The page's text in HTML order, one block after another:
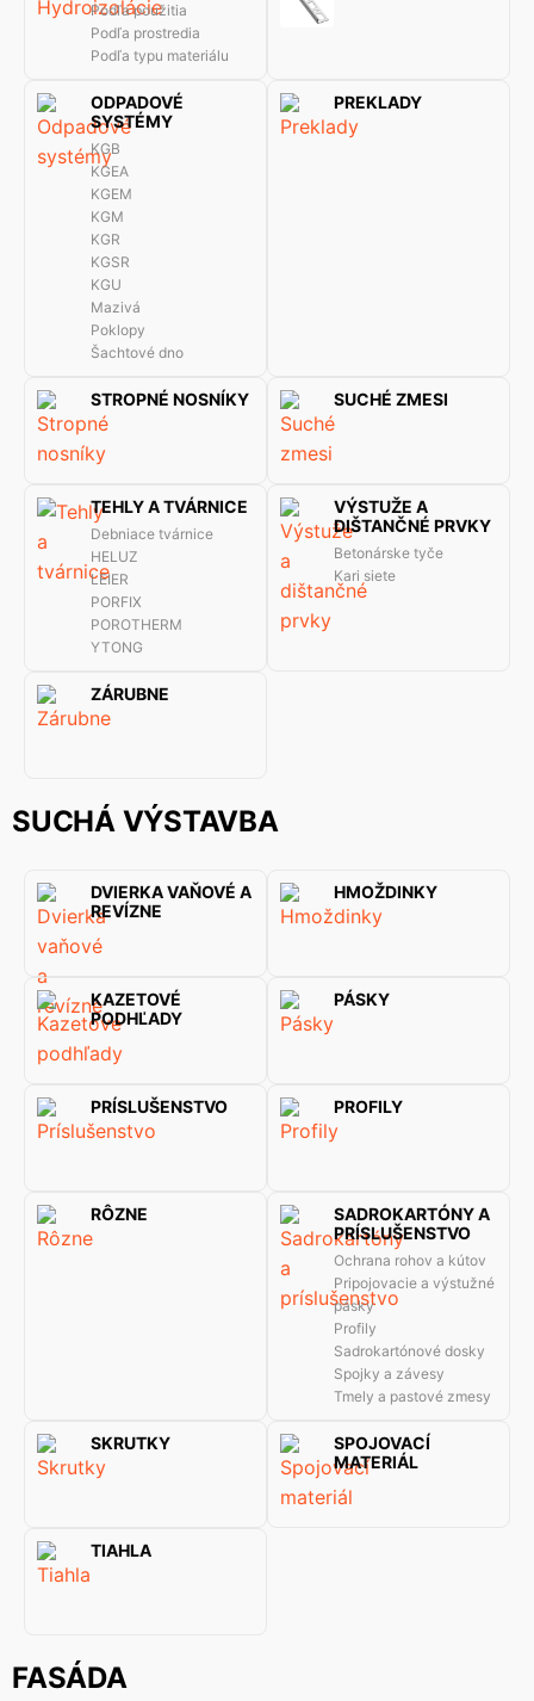
Podľa použitia
Podľa prostredia
Podľa typu materiálu
ODPADOVÉ
SYSTÉMY
KGB
KGEA
KGEM
KGM
KGR
KGSR
KGU
Mazivá
Poklopy
Šachtové dno
PREKLADY
STROPNÉ NOSNÍKY SUCHÉ ZMESI
TEHLY A TVÁRNICE
Debniace tvárnice
HELUZ
LEIER
PORFIX
POROTHERM
YTONG
VÝSTUŽE A
DIŠTANČNÉ PRVKY
Betonárske tyče
Kari siete
ZÁRUBNE
SUCHÁ VÝSTAVBA
DVIERKA VAŇOVÉ A
REVÍZNE
HMOŽDINKY
KAZETOVÉ
PODHĽADY
PÁSKY
PRÍSLUŠENSTVO PROFILY
RÔZNE
SADROKARTÓNY A
PRÍSLUŠENSTVO
Ochrana rohov a kútov
Pripojovacie a výstužné
pásky
Profily
Sadrokartónové dosky
Spojky a závesy
Tmely a pastové zmesy
SKRUTKY
SPOJOVACÍ
MATERIÁL
TIAHLA
FASÁDA